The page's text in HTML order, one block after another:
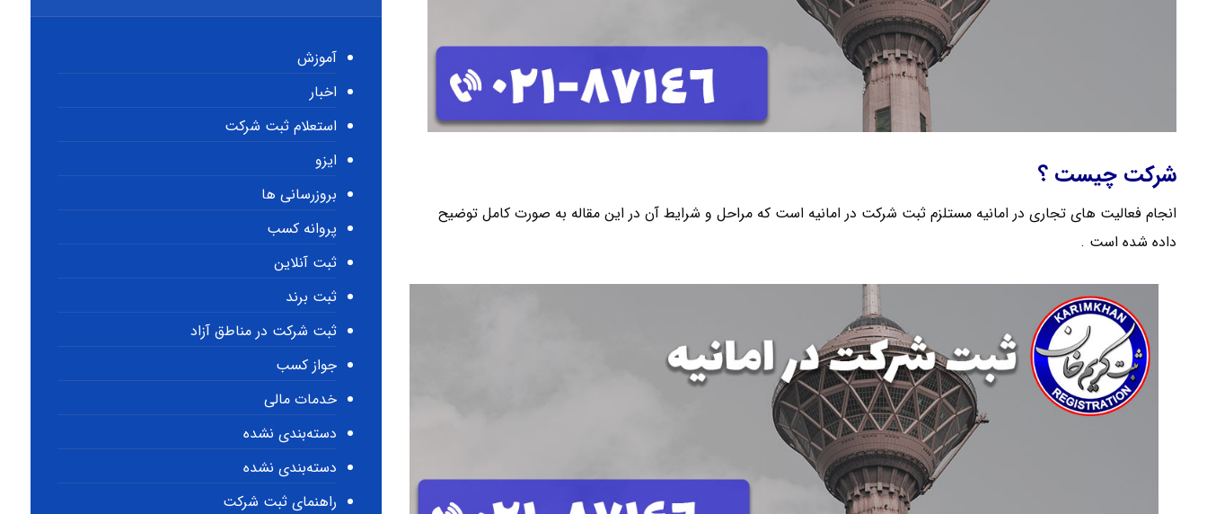
شرکت چیست ؟
انجام فعالیت های تجاری در امانیه مستلزم ثبت شرکت در امانیه است که مراحل و شرایط آن در این مقاله به صورت کامل توضیح
داده شده است .
آموزش
اخبار
استعلام ثبت شرکت
ایزو
بروزرسانی ها
پروانه کسب
ثبت آنلاین
ثبت برند
ثبت شرکت در مناطق آزاد
جواز کسب
خدمات مالی
دسته‌بندی نشده
دسته‌بندی نشده
راهنمای ثبت شرکت